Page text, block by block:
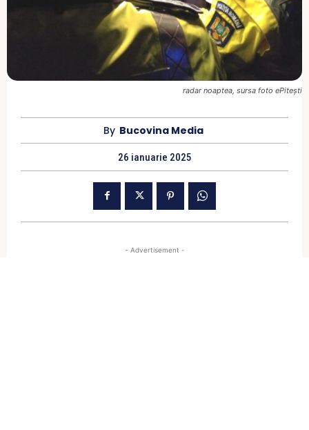
radar noaptea, sursa foto ePitești
By Bucovina Media
26 ianuarie 2025
- Advertisement -